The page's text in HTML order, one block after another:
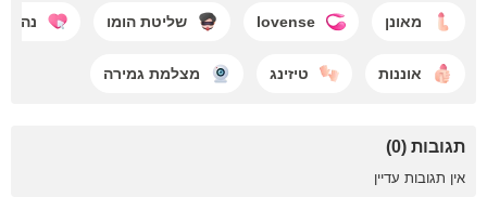
מאונן lovense שליטת הומו נהנים
אוננות טיזינג מצלמת גמירה
תגובות (0)
אין תגובות עדיין